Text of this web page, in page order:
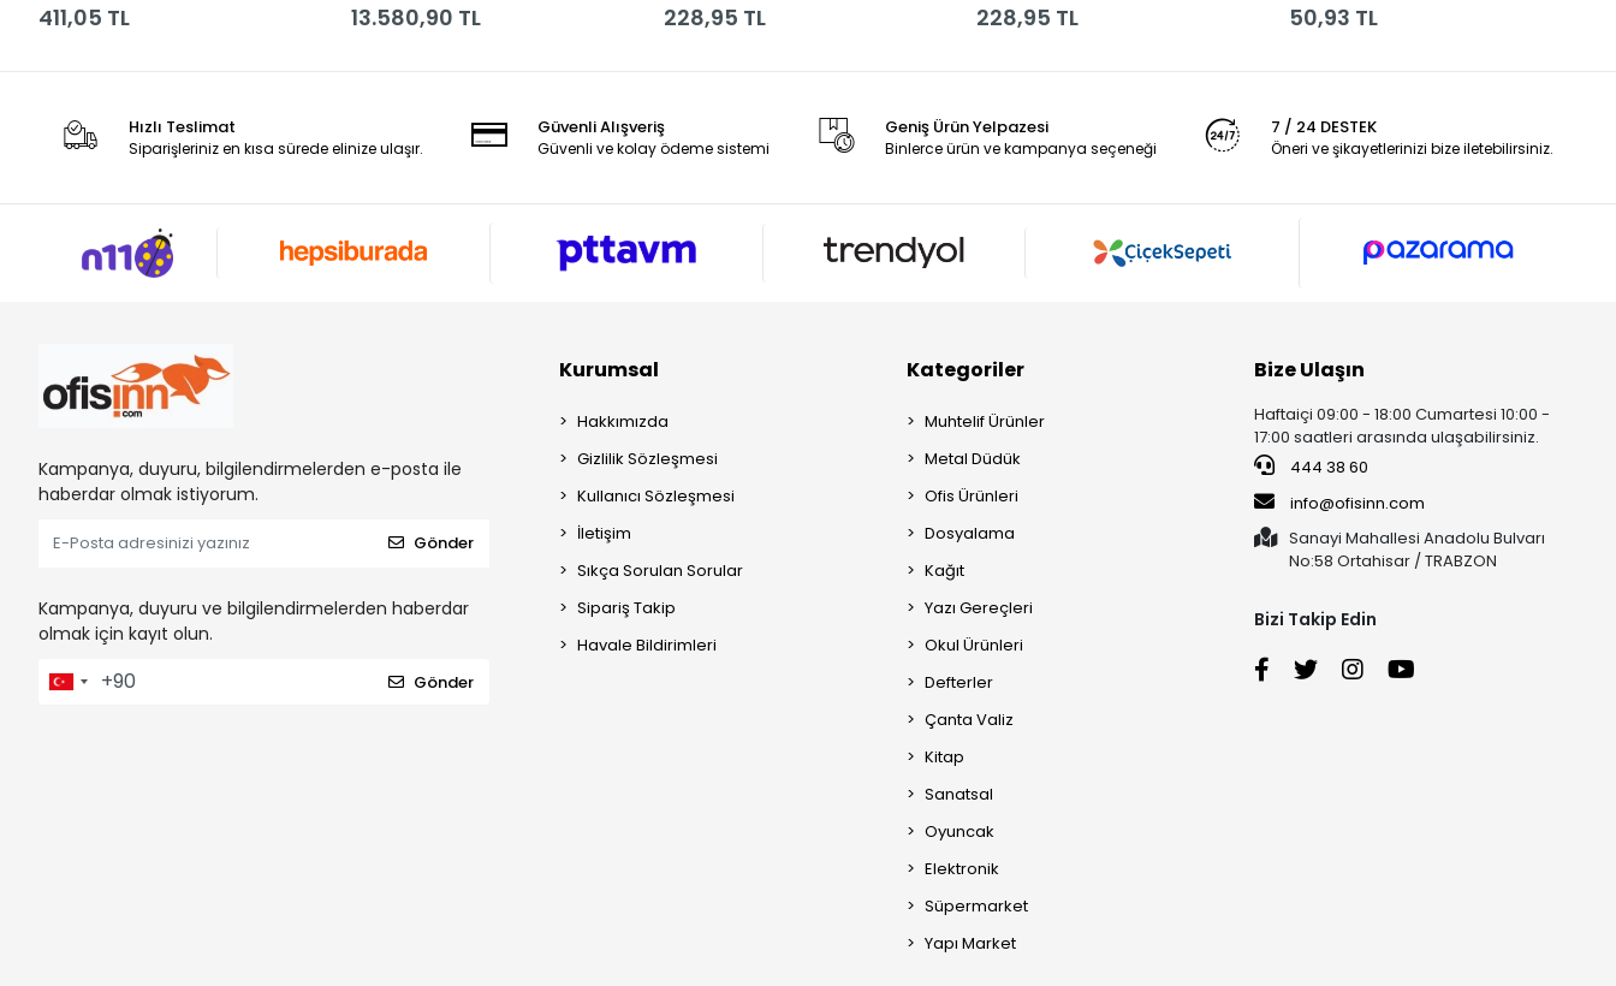
411,05 TL 13.580,90 TL 228,95 TL 228,95 TL 50,93 TL
Hızlı Teslimat
Siparişleriniz en kısa sürede elinize ulaşır.
Güvenli Alışveriş
Güvenli ve kolay ödeme sistemi
Geniş Ürün Yelpazesi
Binlerce ürün ve kampanya seçeneği
7 / 24 DESTEK
Öneri ve şikayetlerinizi bize iletebilirsiniz.
Kampanya, duyuru, bilgilendirmelerden e-posta ile
haberdar olmak istiyorum.
Gönder
Kampanya, duyuru ve bilgilendirmelerden haberdar
olmak için kayıt olun.
Gönder
Kurumsal
Hakkımızda
Gizlilik Sözleşmesi
Kullanıcı Sözleşmesi
İletişim
Sıkça Sorulan Sorular
Sipariş Takip
Havale Bildirimleri
Kategoriler
Muhtelif Ürünler
Metal Düdük
Ofis Ürünleri
Dosyalama
Kağıt
Yazı Gereçleri
Okul Ürünleri
Defterler
Çanta Valiz
Kitap
Sanatsal
Oyuncak
Elektronik
Süpermarket
Yapı Market
Bize Ulaşın
Haftaiçi 09:00 - 18:00 Cumartesi 10:00 -
17:00 saatleri arasında ulaşabilirsiniz.
444 38 60
info@ofisinn.com
Sanayi Mahallesi Anadolu Bulvarı
No:58 Ortahisar / TRABZON
Bizi Takip Edin